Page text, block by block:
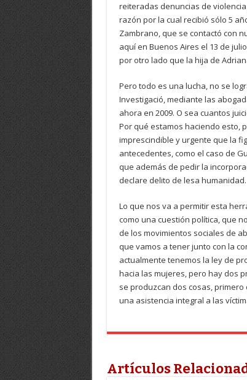
reiteradas denuncias de
razón por la cual recibió sólo 5
Zambrano, que se contactó con
aquí en Buenos Aires el 13 de
por otro lado que la hija de
Pero todo es una lucha, no se
Investigació, mediante las
ahora en 2009. O sea cuantos
Por qué estamos haciendo esto,
imprescindible y urgente que la
antecedentes, como el caso de
que además de pedir la
declare delito de lesa humanidad.
Lo que nos va a permitir esta
como una cuestión política, que
de los movimientos sociales de
que vamos a tener junto con la
actualmente tenemos la ley de
hacia las mujeres, pero hay dos
se produzcan dos cosas,
una asistencia integral a las
Artículos